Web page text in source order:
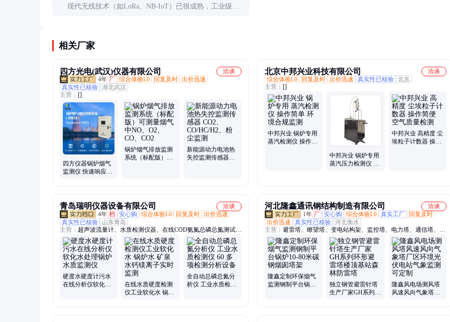
现代无线技术（如LoRa、NB-IoT）已很成熟，工业级产
相关厂家
四方光电(武汉)仪器有限公司
洽谈
4年 厂 综合体验L0 回复及时 出价迅速
真实性已核验 湖北武汉
主营： []
四方仪器锅炉烟气
监测仪 快速响应高
锅炉烟气排放监测
系统（标配版）可
新能源动力电池热
失控监测传感器
北京中邦兴业科技有限公司
洽谈
综合体验L0
回复及时 出价迅速 真实性已核验 北京
主营： []
中邦兴业 锅炉专用
蒸汽检测仪 操作简
中邦兴业 锅炉专用
蒸汽压力检测仪 多
中邦兴业 高精度 尘
埃粒子计数器 操作
青岛瑞明仪器设备有限公司
洽谈
4年 档 安心购 综合体验L0 回复及时 出价迅速
真实性已核验
山东青岛
主营： 超声波流量计、水质检测仪器、在线COD氨氮总磷总氮测试
仪、水质分析仪、水质采样器、多普勒流量计、多参数水质检测仪、
水深探测仪、水质流速仪、手持式电波流速仪
硬度水硬度计污水
在线分析仪软化水
在线水质硬度检测
仪工业软化水 锅炉
全自动总磷总氮分
析仪 工业水质检测
河北隆鑫通讯钢结构制造有限公司
洽谈
1年 厂 安心购 综合体验L0 真实工厂
回复及时
出价迅速
真实性已核验 河北衡水
主营： 避雷塔、瞭望塔、变电站构架、监控塔、电力塔、通信塔、雷
达塔、照明灯塔、投光灯塔
隆鑫定制环保烟气
监测钢制平台锅炉
独立钢管避雷针塔
生产厂家GH系列环
隆鑫风电场测风塔
风速风向气象塔厂